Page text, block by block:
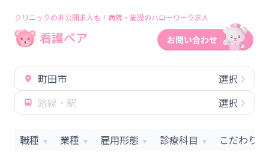
クリニックの非公開求人も！病院・施設のハローワーク求人
町田市
選択
路線・駅
選択
職種 ▼ 業種 ▼ 雇用形態 ▼ 診療科目 ▼ こだわり